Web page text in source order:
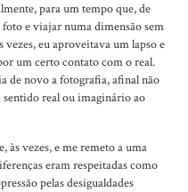
para um tempo que, de
e viajar numa dimensão sem
eu aproveitava um lapso e
um certo contato com o real.
de novo a fotografia, afinal não
real ou imaginário ao
às vezes, e me remeto a uma
eram respeitadas como
pelas desigualdades